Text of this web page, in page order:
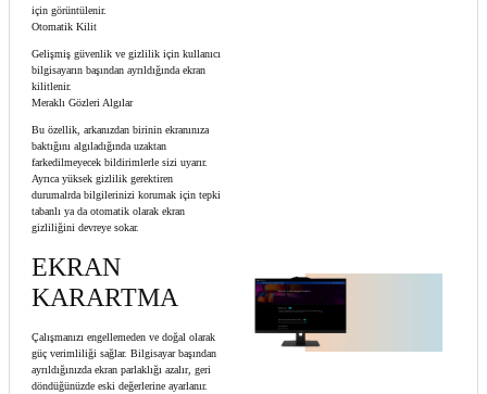
için görüntülenir.
Otomatik Kilit
Gelişmiş güvenlik ve gizlilik için kullanıcı
bilgisayarın başından ayrıldığında ekran
kilitlenir.
Meraklı Gözleri Algılar
Bu özellik, arkanızdan birinin ekranınıza
baktığını algıladığında uzaktan
farkedilmeyecek bildirimlerle sizi uyarır.
Ayrıca yüksek gizlilik gerektiren
durumalrda bilgilerinizi korumak için tepki
tabanlı ya da otomatik olarak ekran
gizliliğini devreye sokar.
EKRAN
KARARTMA
Çalışmanızı engellemeden ve doğal olarak
güç verimliliği sağlar. Bilgisayar başından
ayrıldığınızda ekran parlaklığı azalır, geri
döndüğünüzde eski değerlerine ayarlanır.